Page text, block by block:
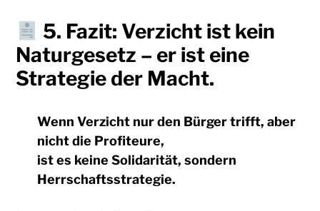
5. Fazit: Verzicht ist kein
Naturgesetz – er ist eine
Strategie der Macht.
WennVerzicht nur den Bürger trifft, aber
nicht die Profiteure,
ist es keineSolidarität, sondern
Herrschaftsstrategie.